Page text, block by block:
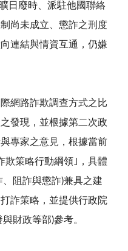
日廢時、派駐他國聯絡
尚未成立、懲詐之刑度
連結與情資互通，仍嫌
網路詐欺調查方式之比
發現，並根據第二次政
專家之意見，根據當前
欺策略行動綱領｣，具體
阻詐與懲詐)兼具之建
詐策略，並提供行政院
財政等部)參考。